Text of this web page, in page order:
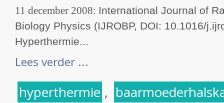
11 december 2008: International Journal of
Biology Physics (IJROBP, DOI: 10.1016/
Hyperthermie...
Lees verder ...
hyperthermie ,